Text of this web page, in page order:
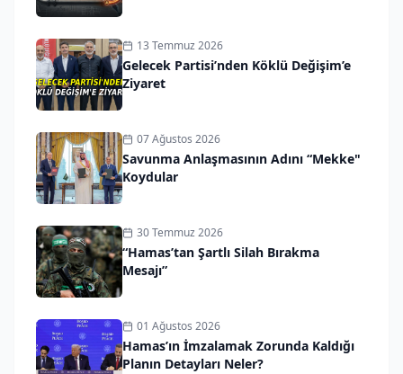
13 Temmuz 2026
Gelecek Partisi’nden Köklü Değişim’e
Ziyaret
07 Ağustos 2026
Savunma Anlaşmasının Adını “Mekke"
Koydular
30 Temmuz 2026
“Hamas’tan Şartlı Silah Bırakma
Mesajı”
01 Ağustos 2026
Hamas’ın İmzalamak Zorunda Kaldığı
Planın Detayları Neler?